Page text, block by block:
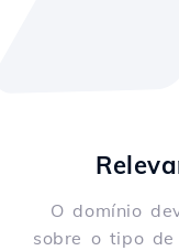
O domínio
sobre o tipo de